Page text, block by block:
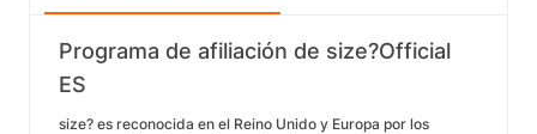
Programa de afiliación de size?Official
ES
size? es reconocida en el Reino Unido y Europa por los